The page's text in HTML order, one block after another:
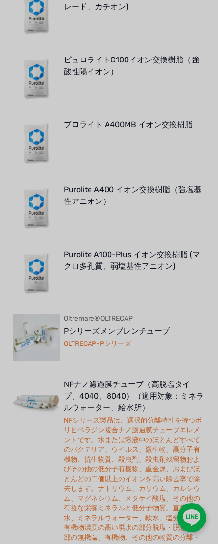
レード、カチオン)
ピュロライトC100イオン交換樹脂（強
酸性陽イオン）
プロライト A400MB イオン交換樹脂
Purolite A400 イオン交換樹脂（強塩基
性アニオン）
Purolite A100-Plus イオン交換樹脂 (マ
クロ多孔質、弱塩基性アニオン)
Oltremare®OLTRECAP
Pシリーズメンブレンチューブ
OLTRECAP-Pシリーズ
NFナノ濾過膜チューブ（高脱塩タイ
プ、4040、8040）（適用対象：ミネラ
ルウォーター、給水所）
NFシリーズ製品は、選択的分離特性を持つポ
リピペラジン複合ナノ濾過膜チューブエレメ
ントです。水または溶液中のほとんどすべて
のバクテリア、ウイルス、微生物、高分子有
機物、抗生物質、殺虫剤、殺虫剤残留物およ
びその他の低分子有機物、重金属、およびほ
とんどの二価以上のイオンを高い除去率で除
去します。ナトリウム、カリウム、カルシウ
ム、マグネシウム、メタケイ酸塩、その他の
有益な栄養ミネラルと低分子物質。直接飲料
水、ミネラルウォーター、軟水、塩分濃度や
有機物濃度の高い廃水の部分脱塩・脱色、一
部の無機塩、有機物、その他の物質の分離・